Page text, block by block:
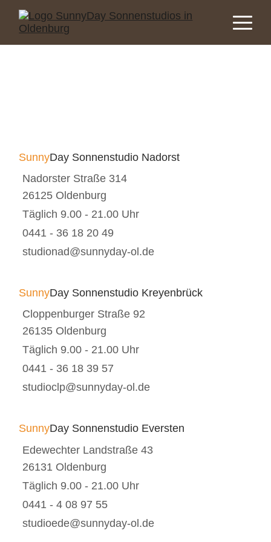
SunnyDay Sonnenstudio Nadorst
Nadorster Straße 314
26125 Oldenburg
Täglich 9.00 - 21.00 Uhr
0441 - 36 18 20 49
studionad@sunnyday-ol.de
SunnyDay Sonnenstudio Kreyenbrück
Cloppenburger Straße 92
26135 Oldenburg
Täglich 9.00 - 21.00 Uhr
0441 - 36 18 39 57
studioclp@sunnyday-ol.de
SunnyDay Sonnenstudio Eversten
Edewechter Landstraße 43
26131 Oldenburg
Täglich 9.00 - 21.00 Uhr
0441 - 4 08 97 55
studioede@sunnyday-ol.de